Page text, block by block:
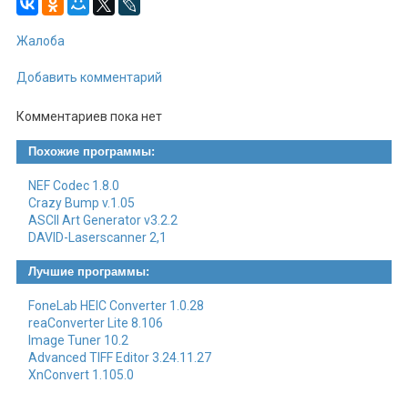
Выбор степени сжатия и разрешения фотографий.
формате CRW, CR2, RAW, NEF, DCR, X3F, ORF и т.д.
Жалоба
Добавить комментарий
Комментариев пока нет
Похожие программы:
NEF Codec 1.8.0
Crazy Bump v.1.05
ASCII Art Generator v3.2.2
DAVID-Laserscanner 2,1
Лучшие программы:
FoneLab HEIC Converter 1.0.28
reaConverter Lite 8.106
Image Tuner 10.2
Advanced TIFF Editor 3.24.11.27
XnConvert 1.105.0